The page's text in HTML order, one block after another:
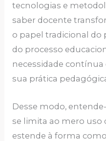
tecnologias e
saber docente
o papel tradicional do
do processo
necessidade contínua
sua prática
Desse modo,
se limita ao mero uso
estende à forma